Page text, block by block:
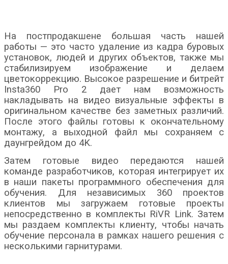
На постпродакшене большая часть нашей
работы — это часто удаление из кадра буровых
установок, людей и других объектов, также мы
стабилизируем изображение и делаем
цветокоррекцию. Высокое разрешение и битрейт
Insta360 Pro 2 дает нам возможность
накладывать на видео визуальные эффекты в
оригинальном качестве без заметных различий.
После этого файлы готовы к окончательному
монтажу, а выходной файл мы сохраняем c
даунгрейдом до 4K.
Затем готовые видео передаются нашей
команде разработчиков, которая интегрирует их
в наши пакеты программного обеспечения для
обучения. Для независимых 360 проектов
клиентов мы загружаем готовые проекты
непосредственно в комплекты RiVR Link. Затем
мы раздаем комплекты клиенту, чтобы начать
обучение персонала в рамках нашего решения с
несколькими гарнитурами.